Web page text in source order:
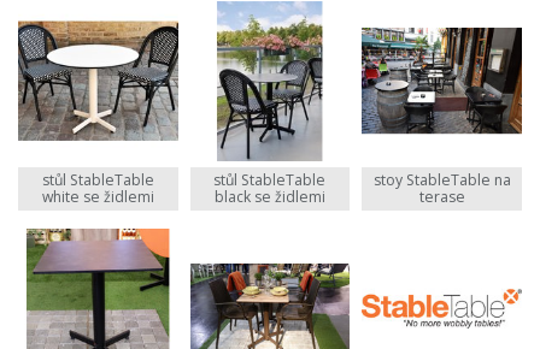
stůl StableTable
white se židlemi
stůl StableTable
black se židlemi
stoy StableTable na
terase